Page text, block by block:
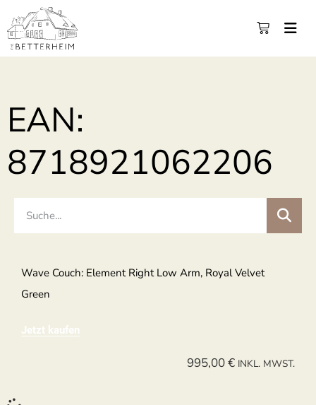
EAN:
8718921062206
Wave Couch: Element Right Low Arm, Royal Velvet
Green
Jetzt kaufen
995,00€ INKL. MWST.